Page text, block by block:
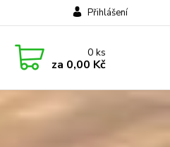
Přihlášení
0ks
za 0,00 Kč